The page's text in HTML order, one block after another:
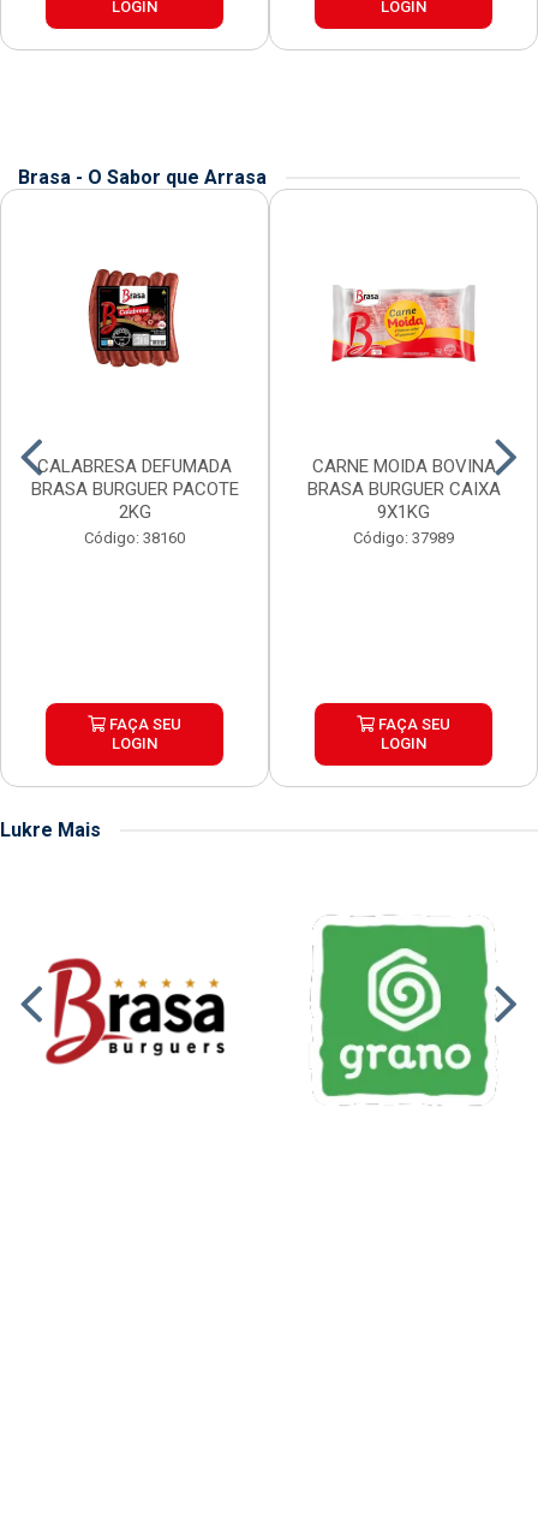
LOGIN LOGIN
Brasa - O Sabor que Arrasa
CALABRESA DEFUMADA
BRASA BURGUER PACOTE
2KG
Código: 38160
FAÇA SEU
LOGIN
CARNE MOIDA BOVINA
BRASA BURGUER CAIXA
9X1KG
Código: 37989
FAÇA SEU
LOGIN
Lukre Mais